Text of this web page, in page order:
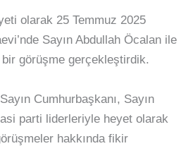
olarak 25 Temmuz 2025
Sayın Abdullah Öcalan ile
görüşme gerçekleştirdik.
Cumhurbaşkanı, Sayın
parti liderleriyle heyet olarak
hakkında fikir